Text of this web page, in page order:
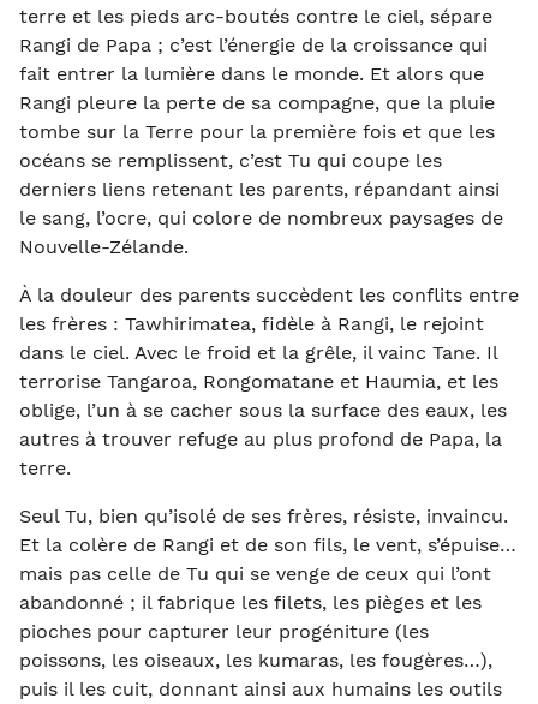
terre et les pieds arc-boutés contre le ciel, sépare
Rangi de Papa ; c’est l’énergie de la croissance qui
fait entrer la lumière dans le monde. Et alors que
Rangi pleure la perte de sa compagne, que la pluie
tombe sur la Terre pour la première fois et que les
océans se remplissent, c’est Tu qui coupe les
derniers liens retenant les parents, répandant ainsi
le sang, l’ocre, qui colore de nombreux paysages de
Nouvelle-Zélande.
À la douleur des parents succèdent les conflits entre
les frères : Tawhirimatea, fidèle à Rangi, le rejoint
dans le ciel. Avec le froid et la grêle, il vainc Tane. Il
terrorise Tangaroa, Rongomatane et Haumia, et les
oblige, l’un à se cacher sous la surface des eaux, les
autres à trouver refuge au plus profond de Papa, la
terre.
Seul Tu, bien qu’isolé de ses frères, résiste, invaincu.
Et la colère de Rangi et de son fils, le vent, s’épuise…
mais pas celle de Tu qui se venge de ceux qui l’ont
abandonné ; il fabrique les filets, les pièges et les
pioches pour capturer leur progéniture (les
poissons, les oiseaux, les kumaras, les fougères…),
puis il les cuit, donnant ainsi aux humains les outils